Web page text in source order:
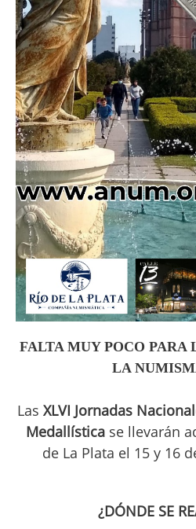
FALTA MUY POCO PARA
LA
Las XLVI Jornadas
Medallísticase llevarán
de La Plata el 15 y 16
¿DÓNDE SE